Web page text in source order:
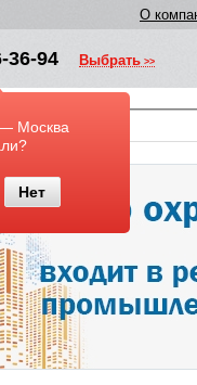
О
36-94
Москва
Нет
Выбрать